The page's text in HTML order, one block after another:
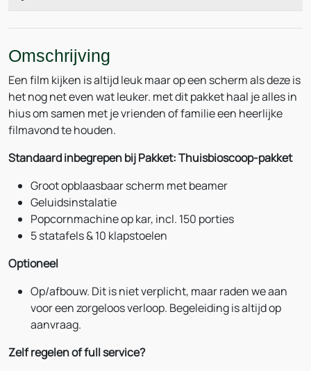
Omschrijving
Een film kijken is altijd leuk maar op een scherm als deze is
het nog net even wat leuker. met dit pakket haal je alles in
hius om samen met je vrienden of familie een heerlijke
filmavond te houden.
Standaard inbegrepen bij Pakket: Thuisbioscoop-pakket
Groot opblaasbaar scherm met beamer
Geluidsinstalatie
Popcornmachine op kar, incl. 150 porties
5 statafels & 10 klapstoelen
Optioneel
Op/afbouw. Dit is niet verplicht, maar raden we aan
voor een zorgeloos verloop. Begeleiding is altijd op
aanvraag.
Zelf regelen of full service?